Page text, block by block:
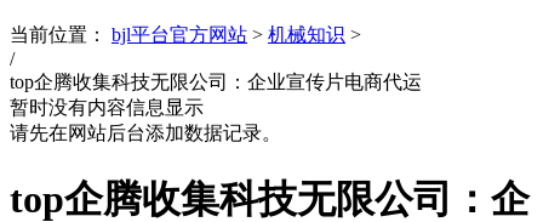
当前位置： bjl平台官方网站 > 机械知识 >
/
top企腾收集科技无限公司：企业宣传片电商代运
暂时没有内容信息显示
请先在网站后台添加数据记录。
top企腾收集科技无限公司：企